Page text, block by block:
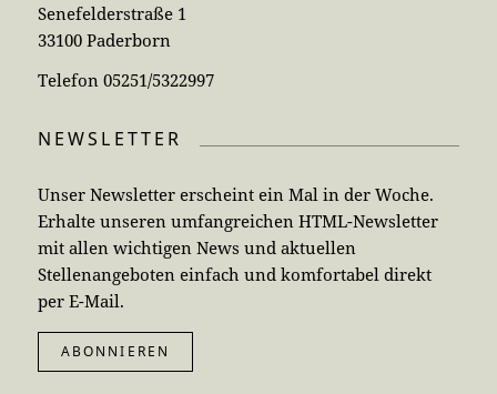
Senefelderstraße 1
33100 Paderborn
Telefon 05251/5322997
NEWSLETTER
Unser Newsletter erscheint ein Mal in der Woche.
Erhalte unseren umfangreichen HTML-Newsletter
mit allen wichtigen News und aktuellen
Stellenangeboten einfach und komfortabel direkt
per E-Mail.
ABONNIEREN